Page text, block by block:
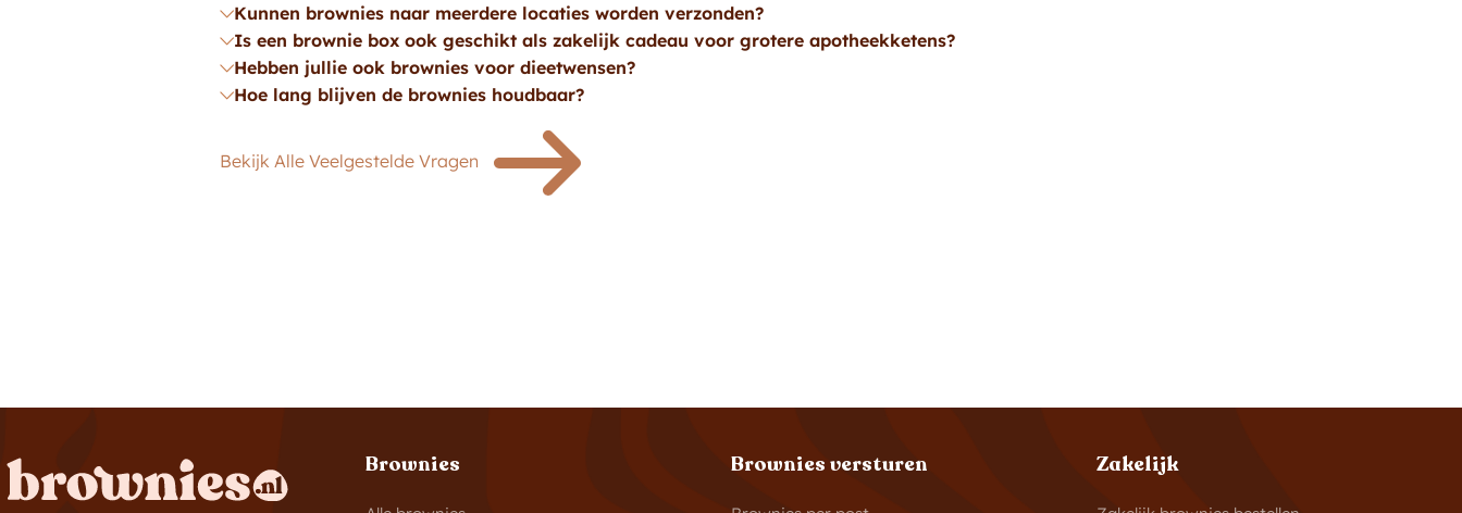
Kunnen brownies naar meerdere locaties worden verzonden?
Is een brownie box ook geschikt als zakelijk cadeau voor grotere apotheekketens?
Hebben jullie ook brownies voor dieetwensen?
Hoe lang blijven de brownies houdbaar?
Bekijk Alle Veelgestelde Vragen
Brownies Brownies versturen Zakelijk